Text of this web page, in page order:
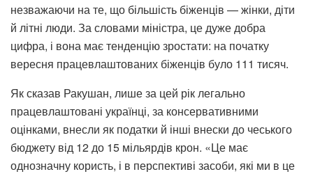
незважаючи на те, що більшість біженців — жінки, діти
й літні люди. За словами міністра, це дуже добра
цифра, і вона має тенденцію зростати: на початку
вересня працевлаштованих біженців було 111 тисяч.
Як сказав Ракушан, лише за цей рік легально
працевлаштовані українці, за консервативними
оцінками, внесли як податки й інші внески до чеського
бюджету від 12 до 15 мільярдів крон. «Це має
однозначну користь, і в перспективі засоби, які ми в це